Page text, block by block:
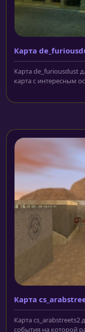
Карта
Карта de_furiousdust
карта с интересным
Карта
Карта cs_arabstreets2
события на которой